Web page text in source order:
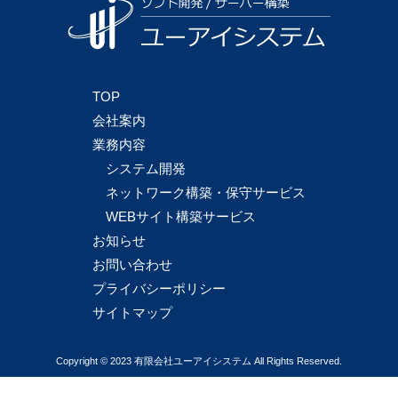
TOP
会社案内
業務内容
システム開発
ネットワーク構築・保守サービス
WEBサイト構築サービス
お知らせ
お問い合わせ
プライバシーポリシー
サイトマップ
Copyright © 2023 有限会社ユーアイシステム All Rights Reserved.